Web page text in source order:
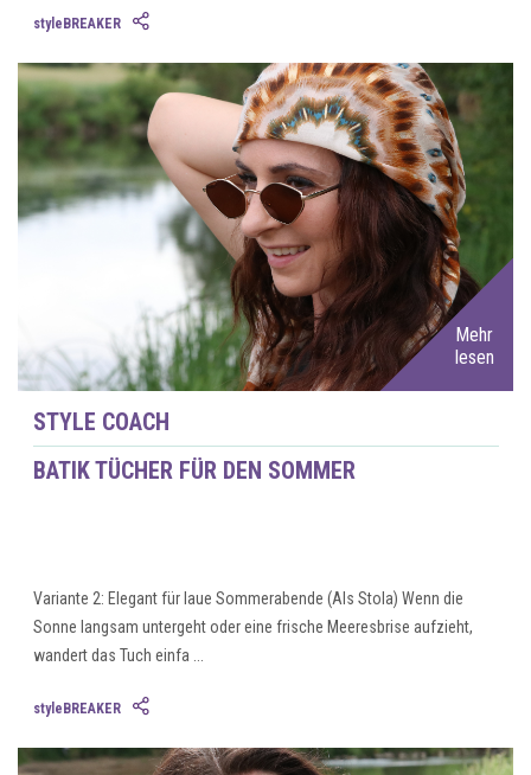
styleBREAKER
Mehr
lesen
STYLE COACH
BATIK TÜCHER FÜR DEN SOMMER
Variante 2: Elegant für laue Sommerabende (Als Stola) Wenn die
Sonne langsam untergeht oder eine frische Meeresbrise aufzieht,
wandert das Tuch einfa ...
styleBREAKER